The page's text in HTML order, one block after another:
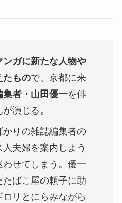
ンガに新たな人物や
たもので、京都に来
集者・山田優一を俳
演じる。
りの雑誌編集者の
夫婦を案内しよう
わせてしまう。優一
ばこ屋の頼子に助
リとにらみながら